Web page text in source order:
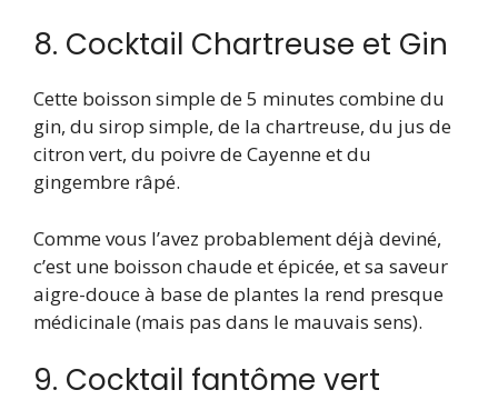
8. Cocktail Chartreuse et Gin
Cette boisson simple de 5 minutes combine du
gin, du sirop simple, de la chartreuse, du jus de
citron vert, du poivre de Cayenne et du
gingembre râpé.
Comme vous l’avez probablement déjà deviné,
c’est une boisson chaude et épicée, et sa saveur
aigre-douce à base de plantes la rend presque
médicinale (mais pas dans le mauvais sens).
9. Cocktail fantôme vert